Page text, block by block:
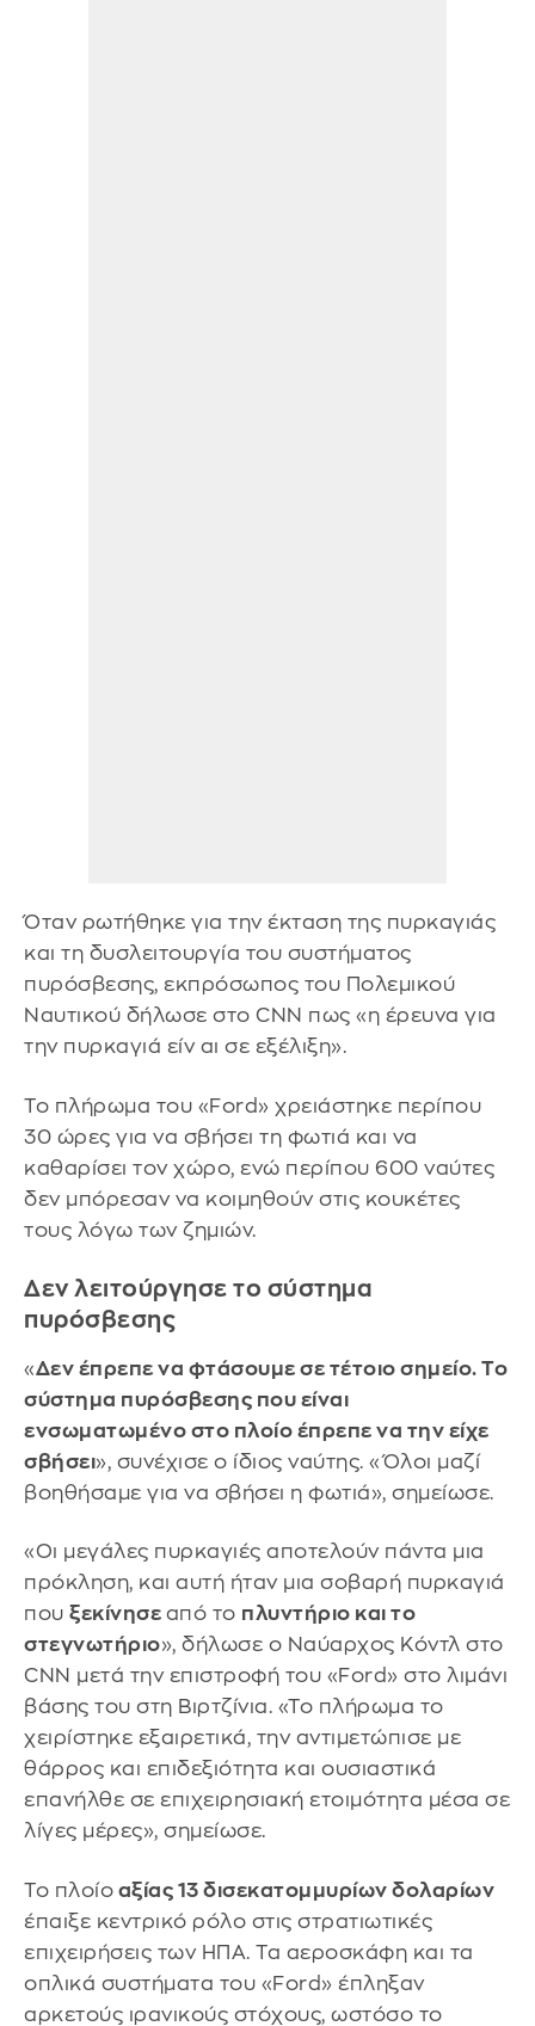
Όταν ρωτήθηκε για την έκταση της πυρκαγιάς
και τη δυσλειτουργία του συστήματος
πυρόσβεσης, εκπρόσωπος του Πολεμικού
Ναυτικού δήλωσε στο CNN πως «η έρευνα για
την πυρκαγιά είν αι σε εξέλιξη».
Το πλήρωμα του «Ford» χρειάστηκε περίπου
30 ώρες για να σβήσει τη φωτιά και να
καθαρίσει τον χώρο, ενώ περίπου 600 ναύτες
δεν μπόρεσαν να κοιμηθούν στις κουκέτες
τους λόγω των ζημιών.
Δεν λειτούργησε το σύστημα
πυρόσβεσης
«Δεν έπρεπε να φτάσουμε σε τέτοιο σημείο. Το
σύστημα πυρόσβεσης που είναι
ενσωματωμένο στο πλοίο έπρεπε να την είχε
σβήσει», συνέχισε ο ίδιος ναύτης. «Όλοι μαζί
βοηθήσαμε για να σβήσει η φωτιά», σημείωσε.
«Οι μεγάλες πυρκαγιές αποτελούν πάντα μια
πρόκληση, και αυτή ήταν μια σοβαρή πυρκαγιά
που ξεκίνησε από το πλυντήριο και το
στεγνωτήριο», δήλωσε ο Ναύαρχος Κόντλ στο
CNN μετά την επιστροφή του «Ford» στο λιμάνι
βάσης του στη Βιρτζίνια. «Το πλήρωμα το
χειρίστηκε εξαιρετικά, την αντιμετώπισε με
θάρρος και επιδεξιότητα και ουσιαστικά
επανήλθε σε επιχειρησιακή ετοιμότητα μέσα σε
λίγες μέρες», σημείωσε.
Το πλοίο αξίας 13 δισεκατομμυρίων δολαρίων
έπαιξε κεντρικό ρόλο στις στρατιωτικές
επιχειρήσεις των ΗΠΑ. Τα αεροσκάφη και τα
οπλικά συστήματα του «Ford» έπληξαν
αρκετούς ιρανικούς στόχους, ωστόσο το